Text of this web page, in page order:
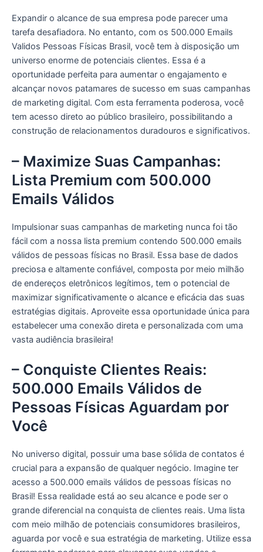
Expandir o alcance de sua empresa pode parecer uma
tarefa desafiadora. No entanto, com os 500.000 Emails
Validos Pessoas Físicas Brasil, você tem à disposição um
universo enorme de potenciais clientes. Essa é a
oportunidade perfeita para aumentar o engajamento e
alcançar novos patamares de sucesso em suas campanhas
de marketing digital. Com esta ferramenta poderosa, você
tem acesso direto ao público brasileiro, possibilitando a
construção de relacionamentos duradouros e significativos.
– Maximize Suas Campanhas:
Lista Premium com 500.000
Emails Válidos
Impulsionar suas campanhas de marketing nunca foi tão
fácil com a nossa lista premium contendo 500.000 emails
válidos de pessoas físicas no Brasil. Essa base de dados
preciosa e altamente confiável, composta por meio milhão
de endereços eletrônicos legítimos, tem o potencial de
maximizar significativamente o alcance e eficácia das suas
estratégias digitais. Aproveite essa oportunidade única para
estabelecer uma conexão direta e personalizada com uma
vasta audiência brasileira!
– Conquiste Clientes Reais:
500.000 Emails Válidos de
Pessoas Físicas Aguardam por
Você
No universo digital, possuir uma base sólida de contatos é
crucial para a expansão de qualquer negócio. Imagine ter
acesso a 500.000 emails válidos de pessoas físicas no
Brasil! Essa realidade está ao seu alcance e pode ser o
grande diferencial na conquista de clientes reais. Uma lista
com meio milhão de potenciais consumidores brasileiros,
aguarda por você e sua estratégia de marketing. Utilize essa